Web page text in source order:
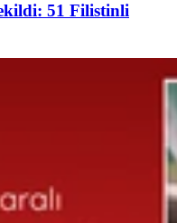
51 Filistinli